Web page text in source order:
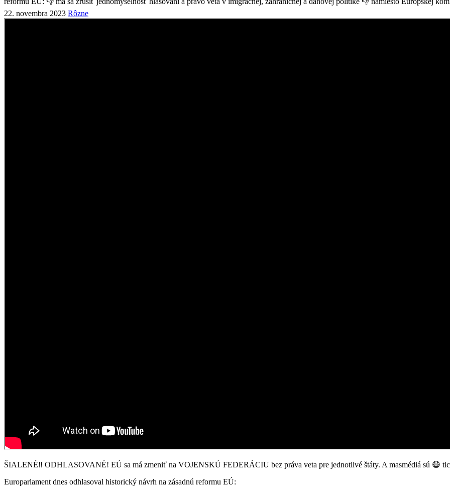
22. novembra 2023 Rôzne
ŠIALENÉ‼ ODHLASOVANÉ! EÚ sa má zmeniť na VOJENSKÚ FEDERÁCIU bez práva veta pre jednotlivé štáty. A masmédiá sú 😷
Europarlament dnes odhlasoval historický návrh na zásadnú reformu EÚ: